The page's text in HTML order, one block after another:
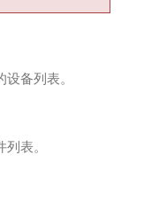
备列表。
表。